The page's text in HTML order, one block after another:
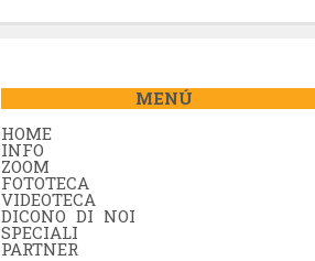
MENÚ
HOME
INFO
ZOOM
FOTOTECA
VIDEOTECA
DICONO DI NOI
SPECIALI
PARTNER